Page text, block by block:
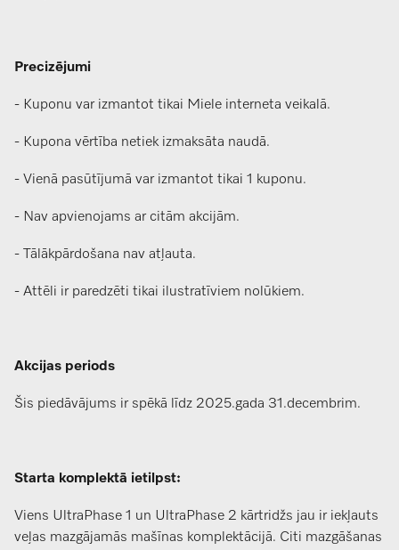
Precizējumi
- Kuponu var izmantot tikai Miele interneta veikalā.
- Kupona vērtība netiek izmaksāta naudā.
- Vienā pasūtījumā var izmantot tikai 1 kuponu.
- Nav apvienojams ar citām akcijām.
- Tālākpārdošana nav atļauta.
- Attēli ir paredzēti tikai ilustratīviem nolūkiem.
Akcijas periods
Šis piedāvājums ir spēkā līdz 2025.gada 31.decembrim.
Starta komplektā ietilpst:
Viens UltraPhase 1 un UltraPhase 2 kārtridžs jau ir iekļauts
veļas mazgājamās mašīnas komplektācijā. Citi mazgāšanas